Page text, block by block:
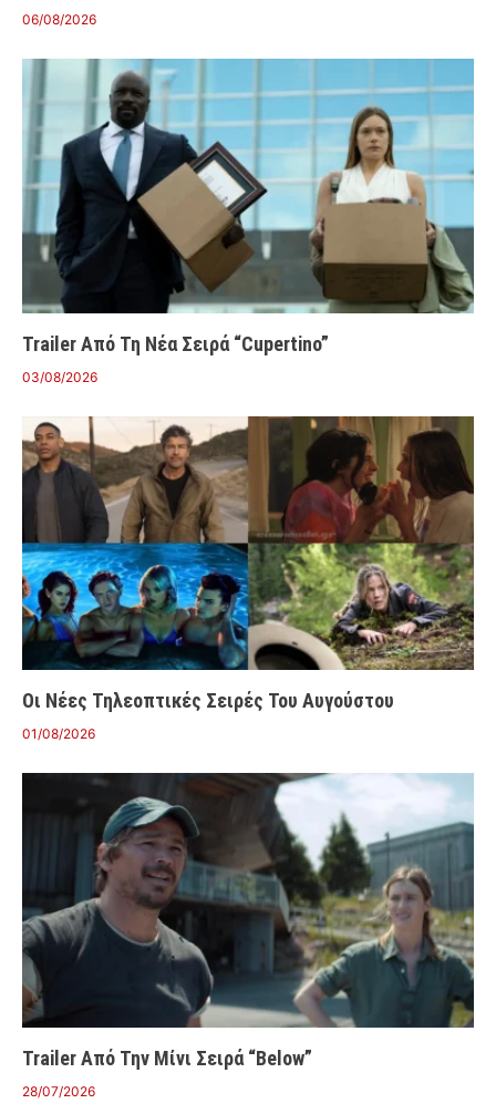
06/08/2026
Trailer Από Τη Νέα Σειρά “Cupertino”
03/08/2026
Οι Νέες Τηλεοπτικές Σειρές Του Αυγούστου
01/08/2026
Trailer Από Την Μίνι Σειρά “Below”
28/07/2026